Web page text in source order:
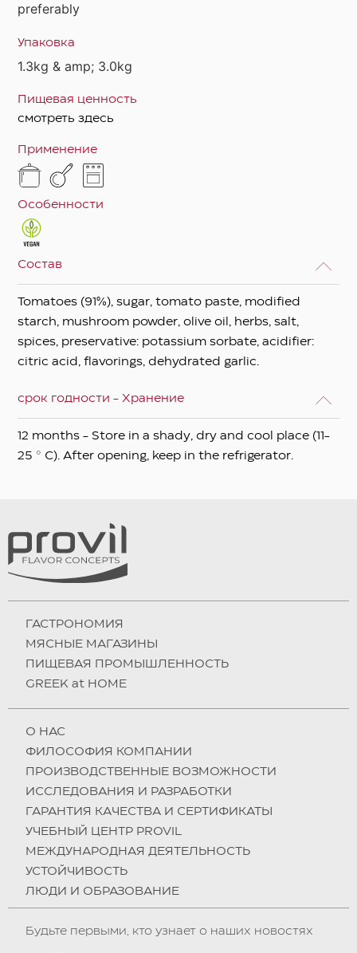
preferably
Упаковка
1.3kg & amp; 3.0kg
Пищевая ценность
смотреть здесь
Применение
Особенности
Состав
Tomatoes (91%), sugar, tomato paste, modified
starch, mushroom powder, olive oil, herbs, salt,
spices, preservative: potassium sorbate, acidifier:
citric acid, flavorings, dehydrated garlic.
срок годности - Хранение
12 months - Store in a shady, dry and cool place (11-
25 ° C). After opening, keep in the refrigerator.
ГАСТРОНОМИЯ
МЯСНЫЕ МАГАЗИНЫ
ПИЩЕВАЯ ПРОМЫШЛЕННОСТЬ
GREEK at HOME
О НAC
ФИЛОСОФИЯ КОМПАНИИ
ПРОИЗВОДСТВЕННЫЕ ВОЗМОЖНОСТИ
ИССЛЕДОВАНИЯ И РАЗРАБОТКИ
ГАРАНТИЯ КАЧЕСТВА И СЕРТИФИКАТЫ
УЧЕБНЫЙ ЦЕНТР PROVIL
МЕЖДУНАРОДНАЯ ДЕЯТЕЛЬНОСТЬ
УСТОЙЧИВОСТЬ
ЛЮДИ И ОБРАЗОВАНИЕ
Будьте первыми, кто узнает о наших новостях